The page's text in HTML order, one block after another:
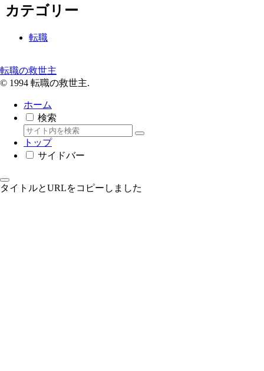
カテゴリー
転職
転職の救世主
© 1994 転職の救世主.
ホーム
検索
トップ
サイドバー
タイトルとURLをコピーしました